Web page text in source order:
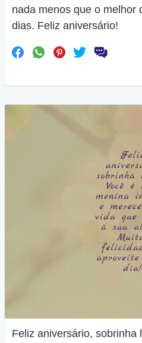
nada menos que o melhor
dias. Feliz aniversário!
Feliz aniversário, sobrinha